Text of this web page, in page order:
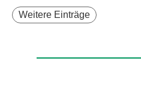
Weitere Einträge